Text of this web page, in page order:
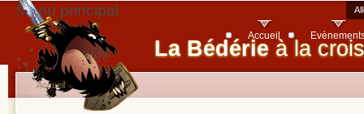
La Bédérie à la
Menu principal
Accueil
Accueil